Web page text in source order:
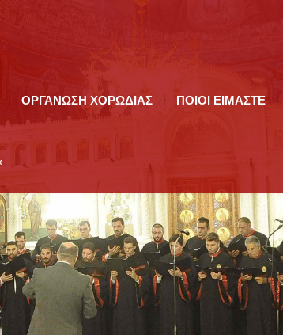
ΟΡΓΑΝΩΣΗ ΧΟΡΩΔΙΑΣ ΠΟΙΟI ΕΙΜΑΣΤΕ